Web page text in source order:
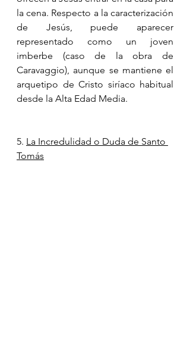
la cena. Respecto a la caracterización
de Jesús, puede aparecer
representado como un joven
imberbe (caso de la obra de
Caravaggio), aunque se mantiene el
arquetipo de Cristo siríaco habitual
desde la Alta Edad Media.
5. La Incredulidad o Duda de Santo
Tomás